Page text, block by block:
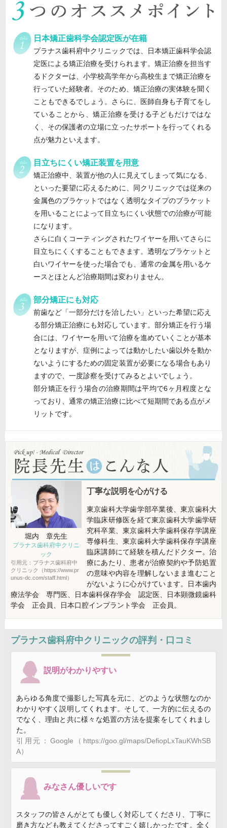
日本矯正歯科学会認定医が在籍
プラナス歯科府中クリニックでは、日本矯正歯科学会認
定医による矯正治療を受けられます。矯正治療を担当す
るドクターは、小学校高学年から高校生まで矯正治療を
行っていた経験者。そのため、矯正治療の実体験を聞く
こともできるでしょう。さらに、医師自身も子育てをし
ていることから、矯正治療を受ける子どもだけではな
く、その保護者の立場に立ったサポートを行ってくれる
点が魅力といえます。
目立ちにくい矯正装置を用意
矯正治療中、装置が他の人に見えてしまって気になる、
といった要望に応えるために、同クリニックでは従来の
金属色のブラケットではなく透明なタイプのブラケット
を用いることによって目立ちにくい状態での治療が可能
になります。
さらに白くコーティングされたワイヤーを用いてさらに
目立ちにくくすることもできます。透明なブラケットと
白いワイヤーを使った場合でも、通常の金属を用いるケ
ースとほとんど治療期間は変わりません。
部分矯正にも対応
前歯など「一部分だけを治したい」といった希望に応え
る部分矯正治療にも対応しています。部分矯正を行う場
合には、ワイヤーを用いて治療を進めていくことが基本
となりますが、症例によっては動かしたい歯以外を動か
ないようにするための固定装置が必要になる場合もあり
ますので、一度診察を受けてみるとよいでしょう。
部分矯正を行う場合の治療期間は平均で6ヶ月程度とな
っており、通常の矯正治療に比べて短期間である点がメ
リットです。
堀内 章先生
プラナス歯科府中クリニ
ック
引用元：プラナス歯科府中
クリニック（https://www.pr
unus-dc.com/staff.html）
丁寧な説明を心がける
東京歯科大学歯学部卒業後、東京歯科大
学臨床研修医を経て東京歯科大学歯学研
究科卒業、東京歯科大学歯科保存学講座
専修科生、東京歯科大学歯科保存学講座
臨床講師にて経験を積んだドクター。治
療にあたり、患者が治療契約や予防処置
の意味や内容を理解しないまま進むこと
がないように心がけています。日本歯内
療法学会 専門医、日本歯科保存学会 認定医、日本顕微鏡歯科
学会 正会員、日本口腔インプラント学会 正会員。
プラナス歯科府中クリニックの評判・口コミ
説明がわかりやすい
あらゆる角度で撮影した写真を元に、どのような状態なのか
わかりやすく説明してくれます。そして、一方的に伝えるの
でなく、理由と共に様々な処置の方法を提案をしてくれまし
た。
引用元：Google（https://goo.gl/maps/DefiopLxTauKWhSB
A）
みなさん優しいです
スタッフの皆さんがとても優しく対応してくださり、丁寧に
磨き方なども教えてくださってすごく嬉しかったです。全く